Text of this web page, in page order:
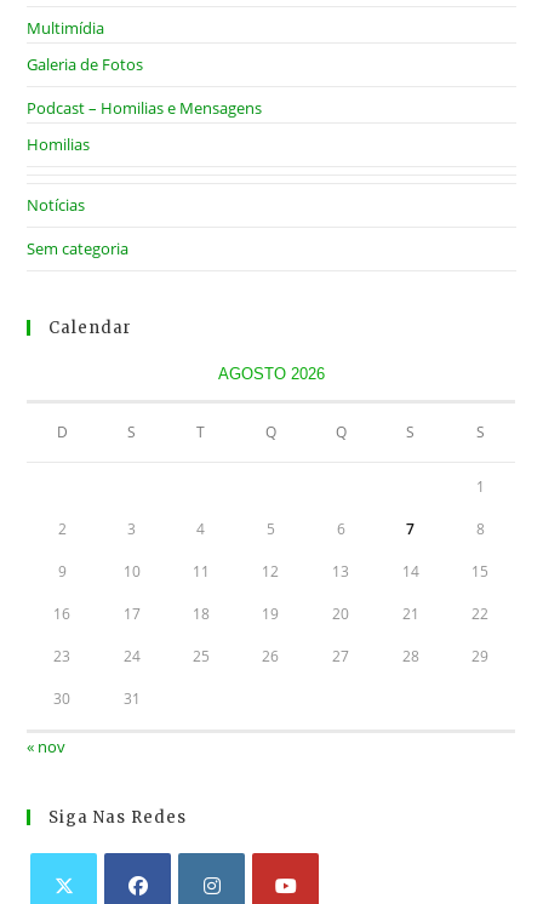
Multimídia
Galeria de Fotos
Podcast – Homilias e Mensagens
Homilias
Notícias
Sem categoria
Calendar
AGOSTO 2026
D S T Q Q S S
1
2 3 4 5 6 7 8
9 10 11 12 13 14 15
16 17 18 19 20 21 22
23 24 25 26 27 28 29
30 31
« nov
Siga Nas Redes